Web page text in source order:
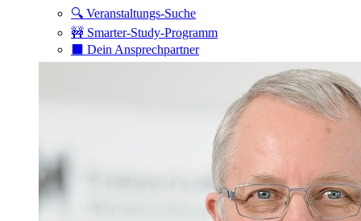
🔍 Veranstaltungs-Suche
🚧 Smarter-Study-Programm
⬛️ Dein Ansprechpartner